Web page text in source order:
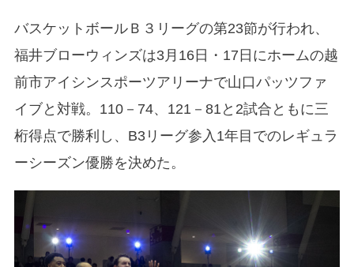
バスケットボールＢ３リーグの第23節が行われ、
福井ブローウィンズは3月16日・17日にホームの越
前市アイシンスポーツアリーナで山口パッツファ
イブと対戦。110－74、121－81と2試合ともに三
桁得点で勝利し、B3リーグ参入1年目でのレギュラ
ーシーズン優勝を決めた。